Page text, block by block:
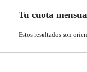
Tu cuota
Estos resultados son